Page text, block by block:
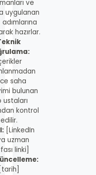
ve
uygulanan
hazırlar.
saha
bulunan
ustaları
kontrol
edilir.
[LinkedIn
uzman
linki]